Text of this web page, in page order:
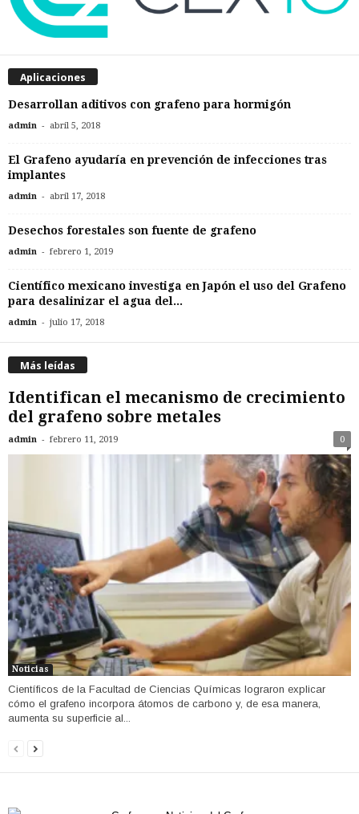
Aplicaciones
Desarrollan aditivos con grafeno para hormigón
admin - abril 5, 2018
El Grafeno ayudaría en prevención de infecciones tras
implantes
admin - abril 17, 2018
Desechos forestales son fuente de grafeno
admin - febrero 1, 2019
Científico mexicano investiga en Japón el uso del Grafeno
para desalinizar el agua del...
admin - julio 17, 2018
Más leídas
Identifican el mecanismo de crecimiento
del grafeno sobre metales
admin - febrero 11, 2019 0
Noticias
Científicos de la Facultad de Ciencias Químicas lograron explicar
cómo el grafeno incorpora átomos de carbono y, de esa manera,
aumenta su superficie al...